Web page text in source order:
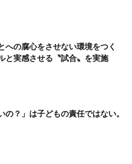
への腐心をさせない環境をつく
と実感させる〝試合〟を実施
の？」は子どもの責任ではない。